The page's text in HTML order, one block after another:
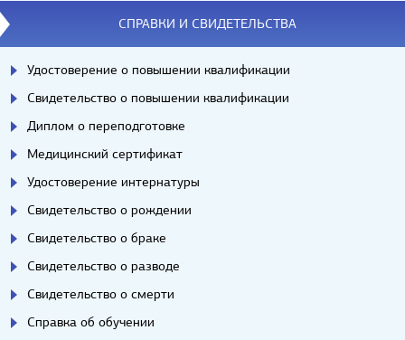
СПРАВКИ И СВИДЕТЕЛЬСТВА
Удостоверение о повышении квалификации
Свидетельство о повышении квалификации
Диплом о переподготовке
Медицинский сертификат
Удостоверение интернатуры
Свидетельство о рождении
Свидетельство о браке
Свидетельство о разводе
Свидетельство о смерти
Справка об обучении